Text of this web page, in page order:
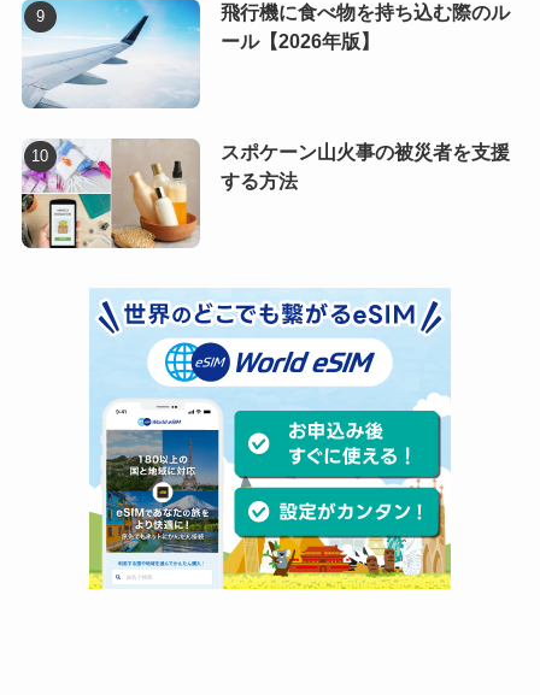
飛行機に食べ物を持ち込む際のル
ール【2026年版】
スポケーン山火事の被災者を支援
する方法